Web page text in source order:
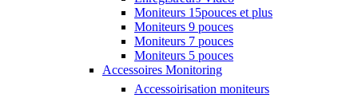
Moniteurs 15pouces et plus
Moniteurs 9 pouces
Moniteurs 7 pouces
Moniteurs 5 pouces
Accessoires Monitoring
Accessoirisation moniteurs